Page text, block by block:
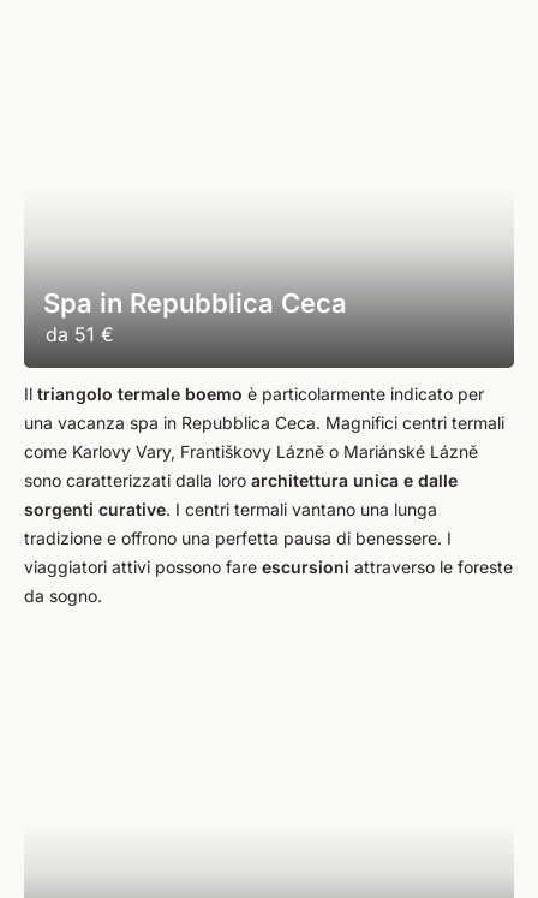
Spa in Repubblica Ceca
da 51 €
Il triangolo termale boemo è particolarmente indicato per
una vacanza spa in Repubblica Ceca. Magnifici centri termali
come Karlovy Vary, Františkovy Lázně o Mariánské Lázně
sono caratterizzati dalla loro architettura unica e dalle
sorgenti curative. I centri termali vantano una lunga
tradizione e offrono una perfetta pausa di benessere. I
viaggiatori attivi possono fare escursioni attraverso le foreste
da sogno.